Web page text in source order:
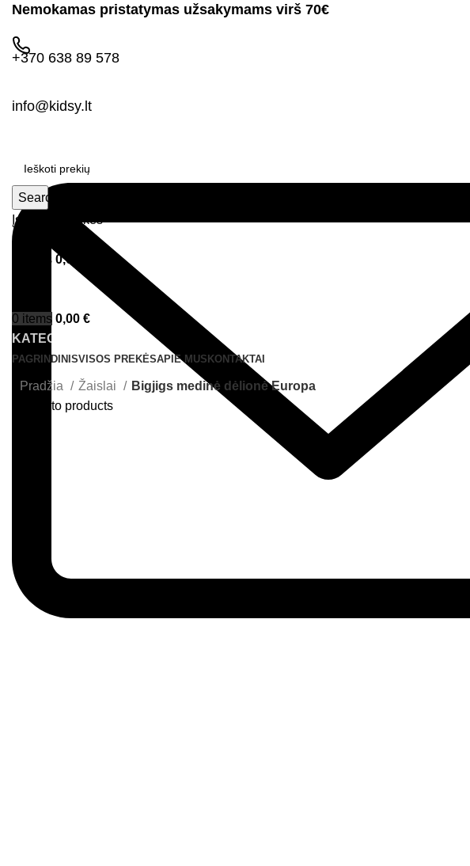
Nemokamas pristatymas užsakymams virš 70€
+370 638 89 578
info@kidsy.lt
Search
Įsimintos prekės
Prisijungimas
items 0,00
0 items 0,00 €
KATEGORIJOS
PAGRINDINISVISOS PREKĖSAPIE MUS KONTAKTAI
Pradžia Žaislai
Bigjigs medinė dėlionė Europa
Back to products